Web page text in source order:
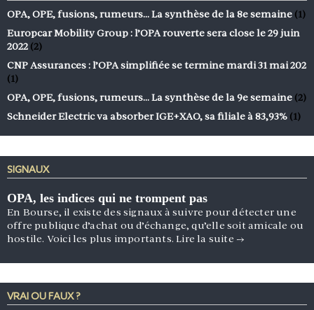
OPA, OPE, fusions, rumeurs… La synthèse de la 8e semaine (1)
Europcar Mobility Group : l’OPA rouverte sera close le 29 juin
2022 (2)
CNP Assurances : l’OPA simplifiée se termine mardi 31 mai 202
(1)
OPA, OPE, fusions, rumeurs… La synthèse de la 9e semaine (2)
Schneider Electric va absorber IGE+XAO, sa filiale à 83,93% (1)
SIGNAUX
OPA, les indices qui ne trompent pas
En Bourse, il existe des signaux à suivre pour détecter une
offre publique d’achat ou d’échange, qu’elle soit amicale ou
hostile. Voici les plus importants.Lire la suite →
VRAI OU FAUX ?